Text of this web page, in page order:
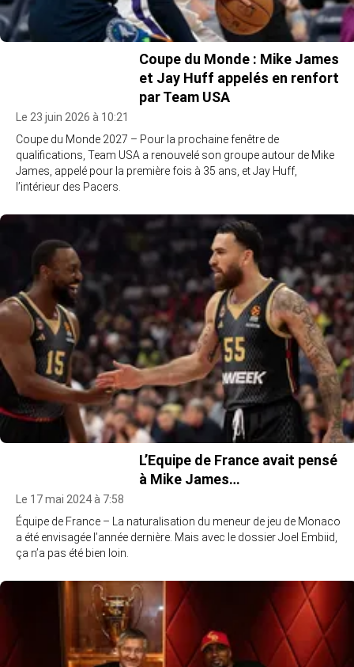
Coupe du Monde : Mike James
et Jay Huff appelés en renfort
par Team USA
Le 23 juin 2026 à 10:21
Coupe du Monde 2027 – Pour la prochaine fenêtre de
qualifications, Team USA a renouvelé son groupe autour de Mike
James, appelé pour la première fois à 35 ans, et Jay Huff,
l’intérieur des Pacers.
L’Equipe de France avait pensé
à Mike James…
Le 17 mai 2024 à 7:58
Équipe de France – La naturalisation du meneur de jeu de Monaco
a été envisagée l’année dernière. Mais avec le dossier Joel Embiid,
ça n’a pas été bien loin.